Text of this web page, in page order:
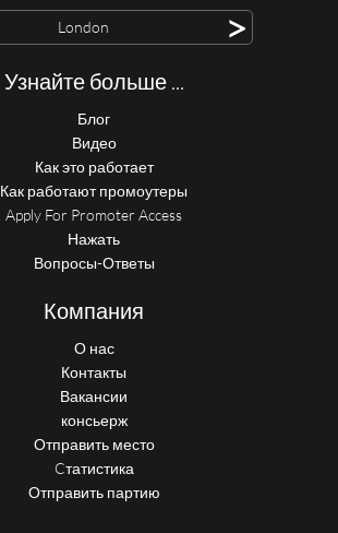
London >
Узнайте больше ...
Блог
Видео
Как это работает
Как работают промоутеры
Apply For Promoter Access
Нажать
Вопросы-Ответы
Компания
О нас
Контакты
Вакансии
консьерж
Отправить место
Cтатистика
Отправить партию